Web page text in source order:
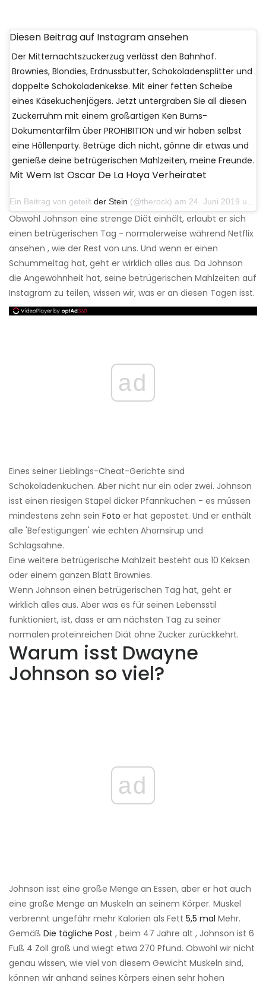
Diesen Beitrag auf Instagram ansehen
Der Mitternachtszuckerzug verlässt den Bahnhof.
Brownies, Blondies, Erdnussbutter, Schokoladensplitter und
doppelte Schokoladenkekse. Mit einer fetten Scheibe
eines Käsekuchenjägers. Jetzt untergraben Sie all diesen
Zuckerruhm mit einem großartigen Ken Burns-
Dokumentarfilm über PROHIBITION und wir haben selbst
eine Höllenparty. Betrüge dich nicht, gönne dir etwas und
genieße deine betrügerischen Mahlzeiten, meine Freunde.
Mit Wem Ist Oscar De La Hoya Verheiratet
Ein Beitrag von geteilt der Stein (@therock) am 24. Juni 2019 um 7:31 Uhr PDT
Obwohl Johnson eine strenge Diät einhält, erlaubt er sich
einen betrügerischen Tag - normalerweise während Netflix
ansehen , wie der Rest von uns. Und wenn er einen
Schummeltag hat, geht er wirklich alles aus. Da Johnson
die Angewohnheit hat, seine betrügerischen Mahlzeiten auf
Instagram zu teilen, wissen wir, was er an diesen Tagen isst.
ad
Eines seiner Lieblings-Cheat-Gerichte sind
Schokoladenkuchen. Aber nicht nur ein oder zwei. Johnson
isst einen riesigen Stapel dicker Pfannkuchen - es müssen
mindestens zehn sein Foto er hat gepostet. Und er enthält
alle 'Befestigungen' wie echten Ahornsirup und
Schlagsahne.
Eine weitere betrügerische Mahlzeit besteht aus 10 Keksen
oder einem ganzen Blatt Brownies.
Wenn Johnson einen betrügerischen Tag hat, geht er
wirklich alles aus. Aber was es für seinen Lebensstil
funktioniert, ist, dass er am nächsten Tag zu seiner
normalen proteinreichen Diät ohne Zucker zurückkehrt.
Warum isst Dwayne
Johnson so viel?
ad
Johnson isst eine große Menge an Essen, aber er hat auch
eine große Menge an Muskeln an seinem Körper. Muskel
verbrennt ungefähr mehr Kalorien als Fett 5,5 mal Mehr.
Gemäß Die tägliche Post , beim 47 Jahre alt , Johnson ist 6
Fuß 4 Zoll groß und wiegt etwa 270 Pfund. Obwohl wir nicht
genau wissen, wie viel von diesem Gewicht Muskeln sind,
können wir anhand seines Körpers einen sehr hohen